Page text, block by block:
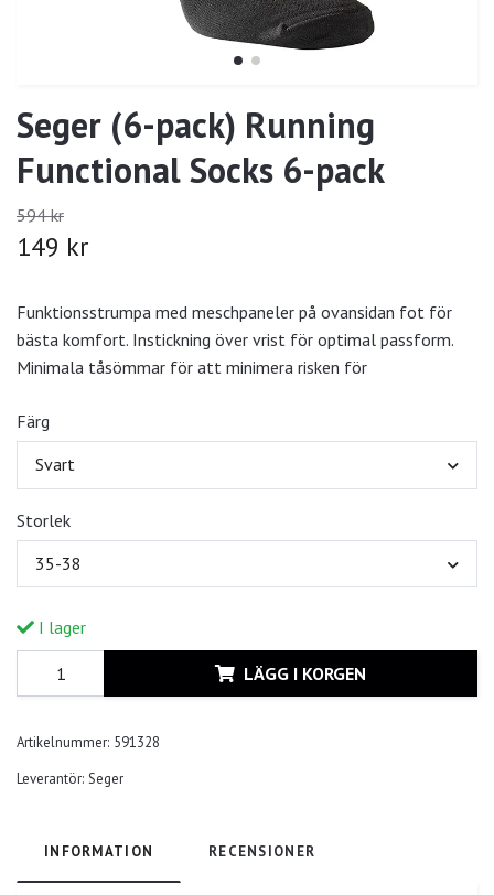
Seger (6-pack) Running
Functional Socks 6-pack
594 kr
149 kr
Funktionsstrumpa med meschpaneler på ovansidan fot för
bästa komfort. Instickning över vrist för optimal passform.
Minimala tåsömmar för att minimera risken för
Färg
Svart
Storlek
35-38
I lager
LÄGG I KORGEN
Artikelnummer: 591328
Leverantör: Seger
INFORMATION RECENSIONER